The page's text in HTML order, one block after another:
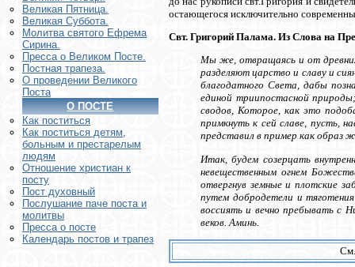
Великая Пятница.
Великая Суббота.
Молитва святого Ефрема
Сирина.
Пресса о Великом Посте.
Постная трапеза.
О проведении Великого
Поста
О ПОСТЕ
Как поститься
Как поститься детям,
больным и престарелым
людям
Отношение христиан к
посту
Пост духовный
Послушание паче поста и
молитвы
Пресса о посте
Календарь постов и трапез
остающегося исключительно
Свт. Григорий Палама. Из Слова на
Мы же, отвращаясь и от
разделяют царство и славу и
благодатного Света, дабы
единой триипостасной
сводов, Которое, как это
примкнуть к сей славе, пусть,
представил в пример как образ
Итак, будем созерцать
невещественным огнем
отвергнув земные и плотские
путем добродетели и
воссиять и вечно пребывать с
веков. Аминь.